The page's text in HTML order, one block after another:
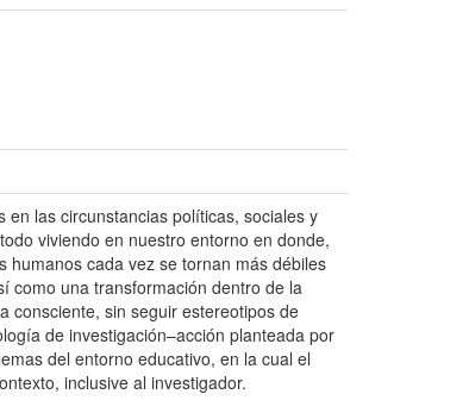
las circunstancias políticas, sociales y
viviendo en nuestro entorno en donde,
humanos cada vez se tornan más débiles
como una transformación dentro de la
consciente, sin seguir estereotipos de
de investigación–acción planteada por
del entorno educativo, en la cual el
inclusive al investigador.